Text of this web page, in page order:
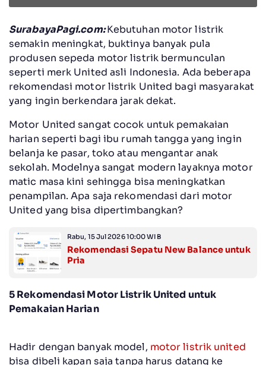
SurabayaPagi.com:Kebutuhan motor listrik
semakin meningkat, buktinya banyak pula
produsen sepeda motor listrik bermunculan
seperti merk United asli Indonesia. Ada beberapa
rekomendasi motor listrik United bagi masyarakat
yang ingin berkendara jarak dekat.
Motor United sangat cocok untuk pemakaian
harian seperti bagi ibu rumah tangga yang ingin
belanja ke pasar, toko atau mengantar anak
sekolah. Modelnya sangat modern layaknya motor
matic masa kini sehingga bisa meningkatkan
penampilan. Apa saja rekomendasi dari motor
United yang bisa dipertimbangkan?
Rabu, 15 Jul 2026 10:00 WIB
Rekomendasi Sepatu New Balance untuk
Pria
5 Rekomendasi Motor Listrik United untuk
Pemakaian Harian
Hadir dengan banyak model, motor listrik united
bisa dibeli kapan saja tanpa harus datang ke